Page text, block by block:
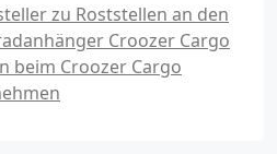
zu Roststellen an den
Croozer Cargo
beim Croozer Cargo